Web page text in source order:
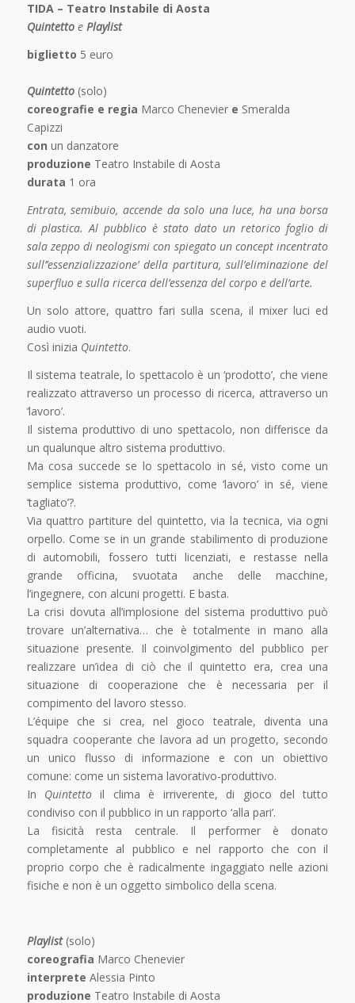
TIDA – Teatro Instabile di Aosta
Quintetto ePlaylist
biglietto 5 euro
Quintetto (solo)
coreografie e regia Marco Chenevier e Smeralda
Capizzi
con un danzatore
produzione Teatro Instabile di Aosta
durata 1 ora
Entrata, semibuio, accende da solo una luce, ha una borsa
di plastica. Al pubblico è stato dato un retorico foglio di
sala zeppo di neologismi con spiegato un concept incentrato
sull’’essenzializzazione’ della partitura, sull’eliminazione del
superfluo e sulla ricerca dell’essenza del corpo e dell’arte.
Un solo attore, quattro fari sulla scena, il mixer luci ed
audio vuoti.
Così inizia Quintetto.
Il sistema teatrale, lo spettacolo è un ‘prodotto’, che viene
realizzato attraverso un processo di ricerca, attraverso un
‘lavoro’.
Il sistema produttivo di uno spettacolo, non differisce da
un qualunque altro sistema produttivo.
Ma cosa succede se lo spettacolo in sé, visto come un
semplice sistema produttivo, come ‘lavoro’ in sé, viene
‘tagliato’?.
Via quattro partiture del quintetto, via la tecnica, via ogni
orpello. Come se in un grande stabilimento di produzione
di automobili, fossero tutti licenziati, e restasse nella
grande officina, svuotata anche delle macchine,
l’ingegnere, con alcuni progetti. E basta.
La crisi dovuta all’implosione del sistema produttivo può
trovare un’alternativa… che è totalmente in mano alla
situazione presente. Il coinvolgimento del pubblico per
realizzare un’idea di ciò che il quintetto era, crea una
situazione di cooperazione che è necessaria per il
compimento del lavoro stesso.
L’équipe che si crea, nel gioco teatrale, diventa una
squadra cooperante che lavora ad un progetto, secondo
un unico flusso di informazione e con un obiettivo
comune: come un sistema lavorativo-produttivo.
In Quintetto il clima è irriverente, di gioco del tutto
condiviso con il pubblico in un rapporto ‘alla pari’.
La fisicità resta centrale. Il performer è donato
completamente al pubblico e nel rapporto che con il
proprio corpo che è radicalmente ingaggiato nelle azioni
fisiche e non è un oggetto simbolico della scena.
Playlist (solo)
coreografia Marco Chenevier
interprete Alessia Pinto
produzione Teatro Instabile di Aosta